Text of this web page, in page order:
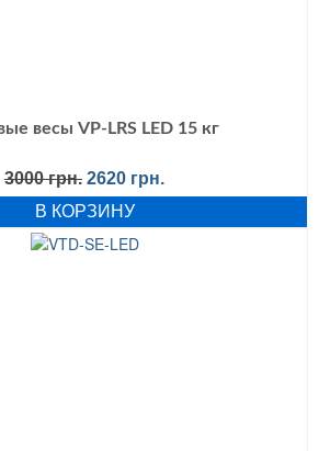
весы VP-LRS LED 15 кг
3000грн. Первоначальная
цена
составляла
3000 грн..
2620 грн.
цена:
В КОРЗИНУ